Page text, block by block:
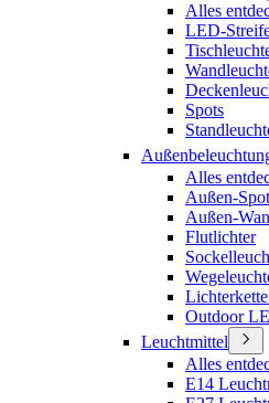
Alles
LED-
Spots
Alles
Außen-
Außen-
Flutlichter
Outdoor
Leuchtmittel
Alles
E14